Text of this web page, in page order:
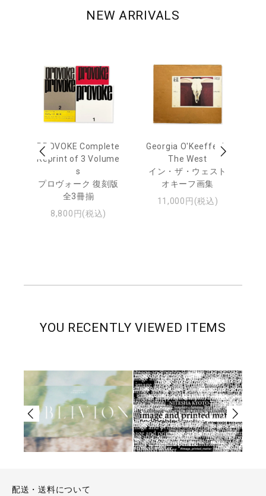
NEW ARRIVALS
PROVOKE Complete
Reprint of 3 Volume
s
プロヴォーク 復刻版
全3冊揃
8,800円(税込)
Georgia O'Keeffe: In
The West
イン・ザ・ウェスト
オキーフ画集
11,000円(税込)
YOU RECENTLY VIEWED ITEMS
配送・送料について